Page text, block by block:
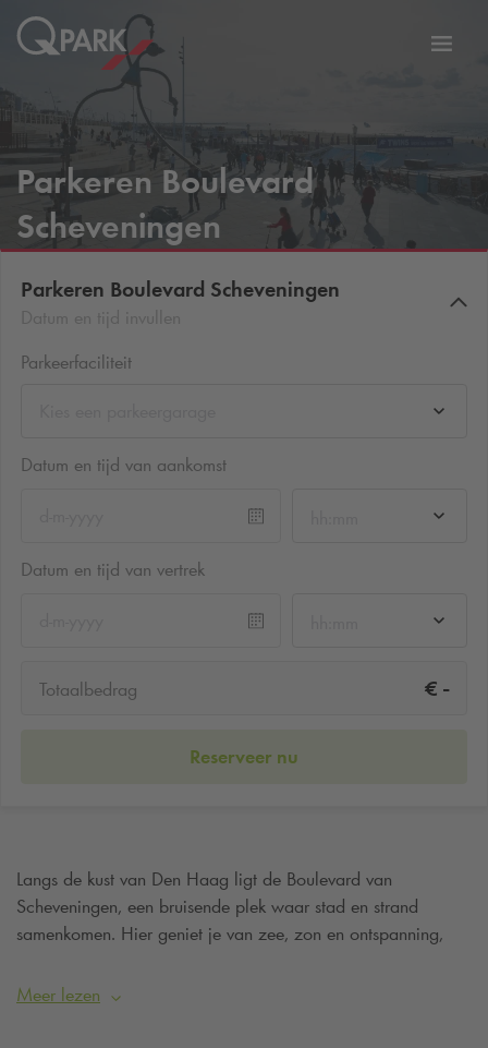
Parkeren Boulevard
Scheveningen
Parkeren Boulevard Scheveningen
Parkeerfaciliteit
Datum en tijd van aankomst
Datum en tijd van vertrek
Totaalbedrag € -
Reserveer nu
Langs de kust van Den Haag ligt de Boulevard van
Scheveningen, een bruisende plek waar stad en strand
samenkomen. Hier geniet je van zee, zon en ontspanning,
plekken zoals de Pier en het Kurhaus. De boulevard biedt
Meer lezen